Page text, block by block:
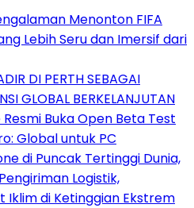
Menonton FIFA
Lebih Seru dan Imersif dari
DI PERTH SEBAGAI
GLOBAL BERKELANJUTAN
Buka Open Beta Test
Global untuk PC
di Puncak Tertinggi Dunia,
Logistik,
Iklim di Ketinggian Ekstrem